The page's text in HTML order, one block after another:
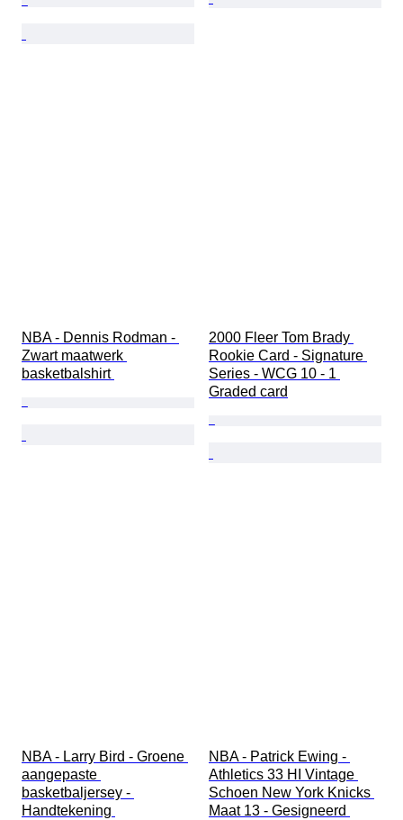
NBA - Dennis Rodman -
Zwart maatwerk
basketbalshirt
2000 Fleer Tom Brady
Rookie Card - Signature
Series - WCG 10 - 1
Graded card
NBA - Larry Bird - Groene
aangepaste
basketbaljersey -
Handtekening
NBA - Patrick Ewing -
Athletics 33 HI Vintage
Schoen New York Knicks
Maat 13 - Gesigneerd